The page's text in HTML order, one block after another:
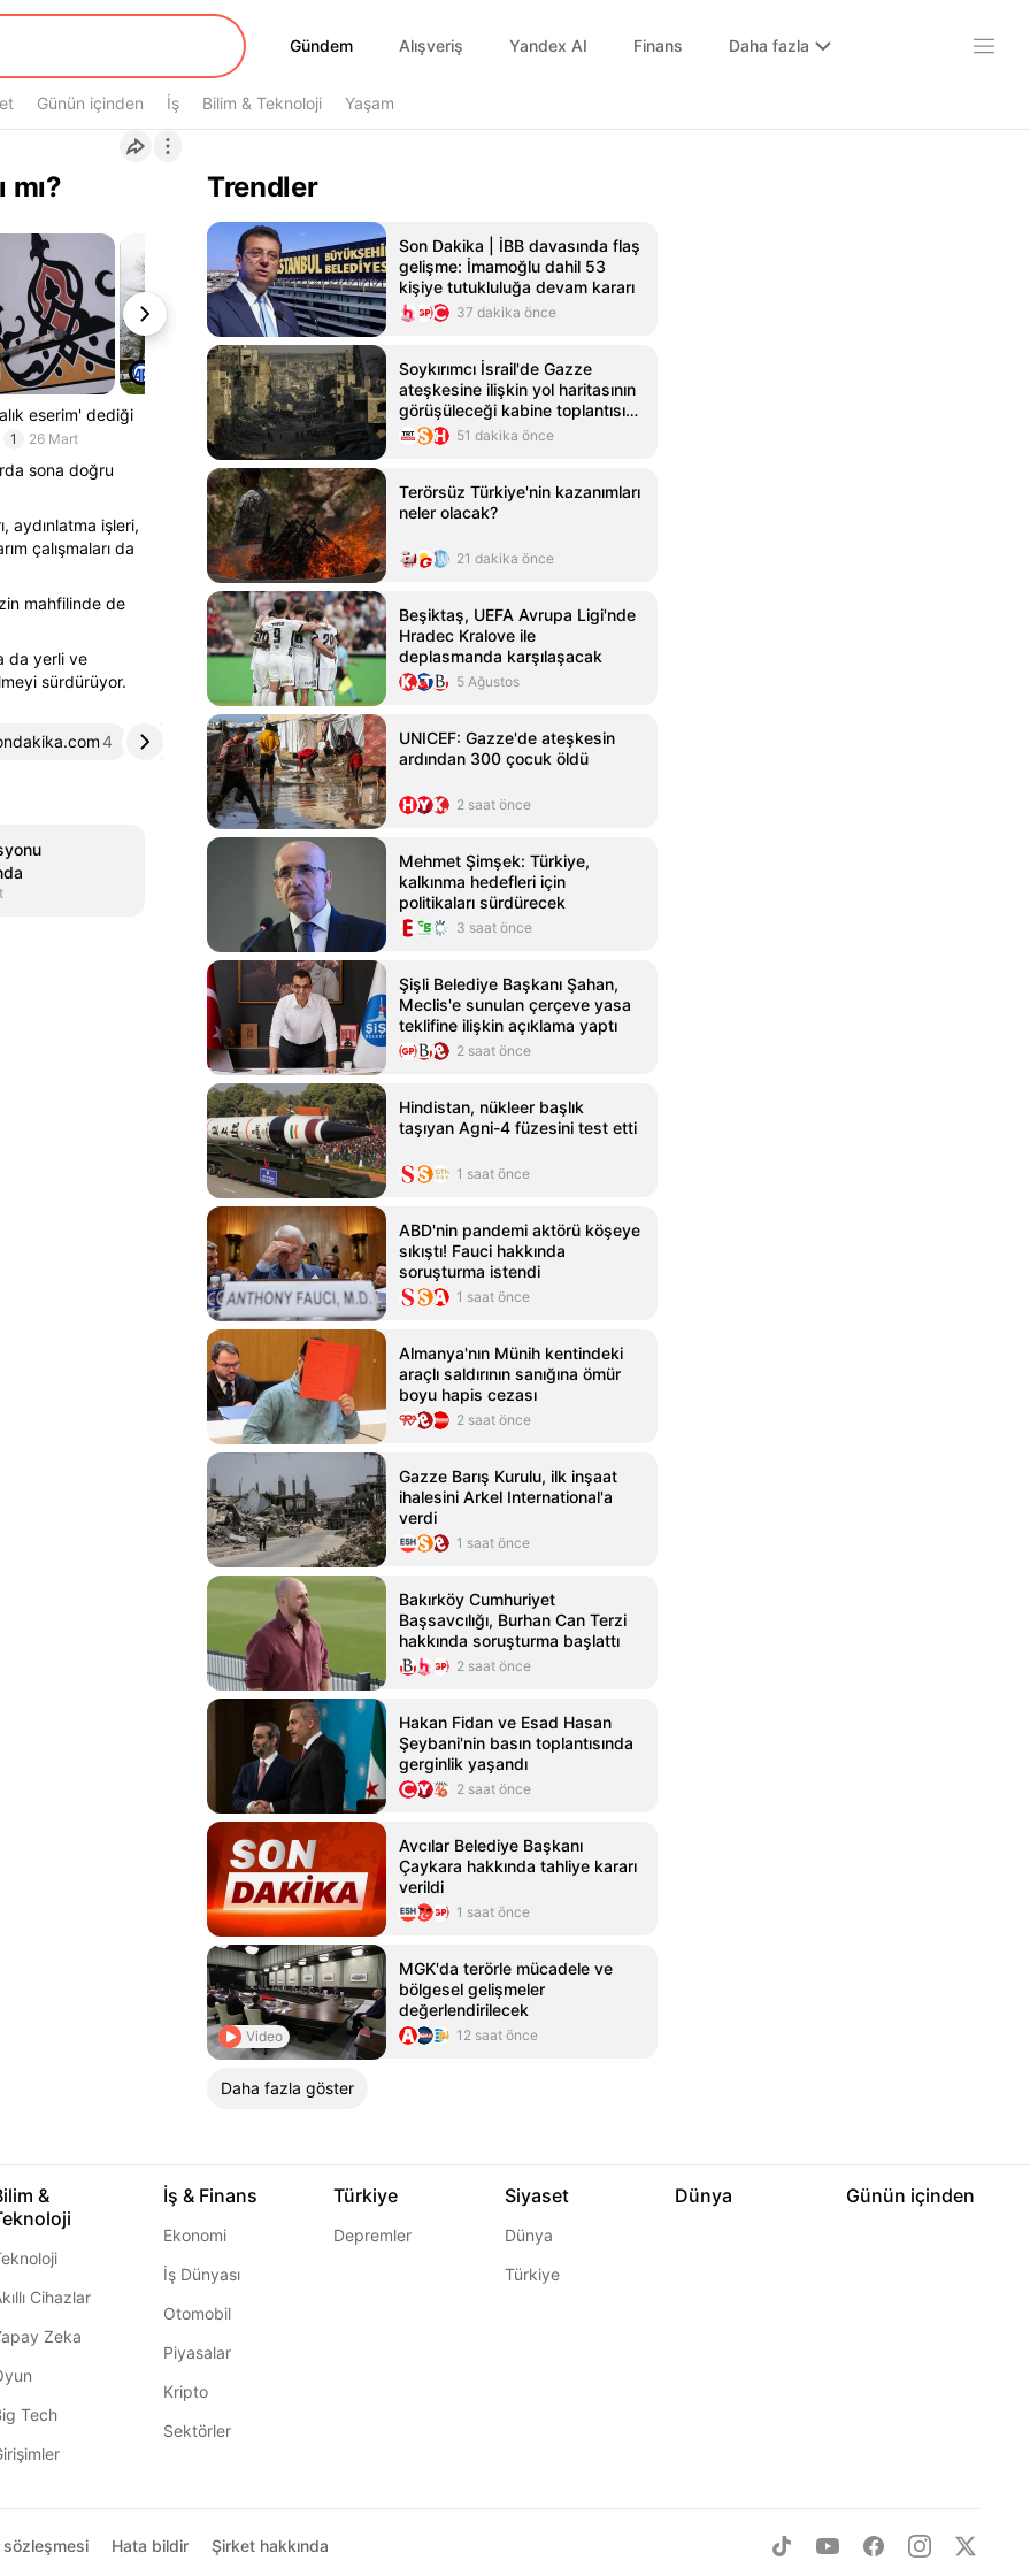
Gündem
Gündem Alışveriş Yandex AI Finans Daha fazla
Günün içinden İş Bilim & Teknoloji Yaşam
eserim' dediği
1 26 Mart
sona doğru
aydınlatma işleri,
çalışmaları da
mahfilinde de
da yerli ve
sürdürüyor.
4 haberler.com5
Trendler
Son Dakika | İBB davasında flaş
gelişme: İmamoğlu dahil 53
kişiye tutukluluğa devam kararı
37 dakika önce
Soykırımcı İsrail'de Gazze
ateşkesine ilişkin yol haritasının
görüşüleceği kabine toplantısı
iptal edildi51 dakika önce
Terörsüz Türkiye'nin kazanımları
neler olacak?
21 dakika önce
Beşiktaş, UEFA Avrupa Ligi'nde
Hradec Kralove ile
deplasmanda karşılaşacak
5 Ağustos
UNICEF: Gazze'de ateşkesin
ardından 300 çocuk öldü
2 saat önce
Mehmet Şimşek: Türkiye,
kalkınma hedefleri için
politikaları sürdürecek
3 saat önce
Şişli Belediye Başkanı Şahan,
Meclis'e sunulan çerçeve yasa
teklifine ilişkin açıklama yaptı
2 saat önce
Hindistan, nükleer başlık
taşıyan Agni-4 füzesini test etti
1 saat önce
ABD'nin pandemi aktörü köşeye
sıkıştı! Fauci hakkında
soruşturma istendi
1 saat önce
Almanya'nın Münih kentindeki
araçlı saldırının sanığına ömür
boyu hapis cezası
2 saat önce
Gazze Barış Kurulu, ilk inşaat
ihalesini Arkel International'a
verdi
1 saat önce
Bakırköy Cumhuriyet
Başsavcılığı, Burhan Can Terzi
hakkında soruşturma başlattı
2 saat önce
Hakan Fidan ve Esad Hasan
Şeybani'nin basın toplantısında
gerginlik yaşandı
2 saat önce
Avcılar Belediye Başkanı
Çaykara hakkında tahliye kararı
verildi
1 saat önce
Video
MGK'da terörle mücadele ve
bölgesel gelişmeler
değerlendirilecek
12 saat önce
Daha fazla göster
&
Cihazlar
Zeka
Tech
İş & Finans
Ekonomi
İş Dünyası
Otomobil
Piyasalar
Kripto
Sektörler
Türkiye
Depremler
Siyaset
Dünya
Türkiye
Dünya Günün içinden
sözleşmesi Hata bildir Şirket hakkında